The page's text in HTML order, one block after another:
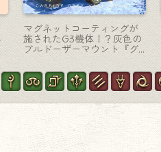
『コンストラクト06S』“三
倍速い？”赤いパワードスー
ツの猫型ロボマウント（ラ
ラフェルVer.)